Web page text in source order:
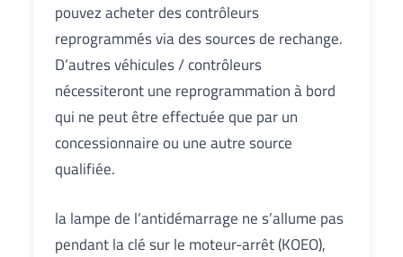
pouvez acheter des contrôleurs
reprogrammés via des sources de rechange.
D’autres véhicules / contrôleurs
nécessiteront une reprogrammation à bord
qui ne peut être effectuée que par un
concessionnaire ou une autre source
qualifiée.
la lampe de l’antidémarrage ne s’allume pas
pendant la clé sur le moteur-arrêt (KOEO),